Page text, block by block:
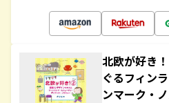
北欧が好き
ぐるフィン
ンマーク・